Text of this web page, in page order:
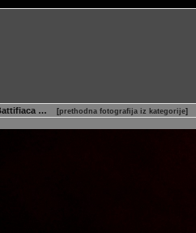
… [prethodna fotografija iz kategorije]